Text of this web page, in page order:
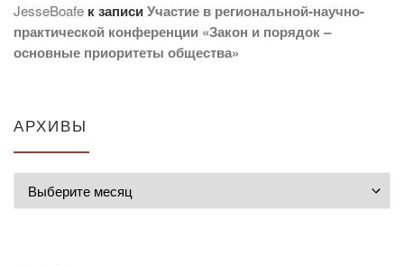
JesseBoafe к записиУчастие в региональной-научно-
практической конференции «Закон и порядок –
основные приоритеты общества»
АРХИВЫ